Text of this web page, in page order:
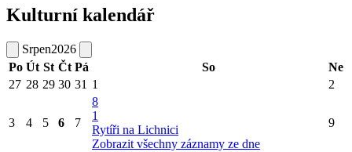
Kulturní kalendář
Srpen2026
Po Út St Čt Pá So
Ne
27 28 29 30 31 1 2
3 4 5 6 7
8
1
Rytíři na Lichnici
Zobrazit všechny záznamy ze dne
9